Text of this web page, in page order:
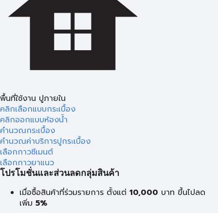
พื้นที่ใช้งาน ปูภายใน
คลิกเลือกแบบกระเบื้อง
คลิกออกแบบห้องน้ำ
คำนวณกระเบื้อง
คำนวณค่าบริการปูกระเบื้อง
เลือกกาวซีเมนต์
เลือกกาวยาแนว
โปรโมชั่นและส่วนลดกลุ่มสินค้า
เมื่อซื้อสินค้าที่ร่วมรายการ ตั้งแต่ 10,000 บาท ขึ้นไปลด
เพิ่ม 5%